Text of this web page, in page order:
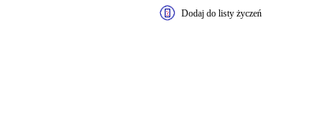
Dodaj do listy życzeń